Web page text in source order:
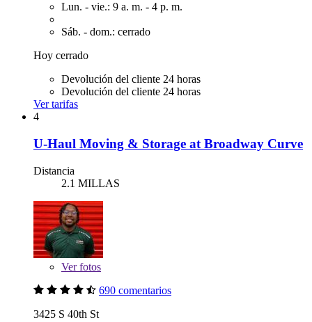
Lun. - vie.: 9 a. m. - 4 p. m.
Sáb. - dom.: cerrado
Hoy cerrado
Devolución del cliente 24 horas
Devolución del cliente 24 horas
Ver tarifas
4
U-Haul Moving & Storage at Broadway Curve
Distancia
2.1 MILLAS
Verfotos
690 comentarios
3425 S 40th St